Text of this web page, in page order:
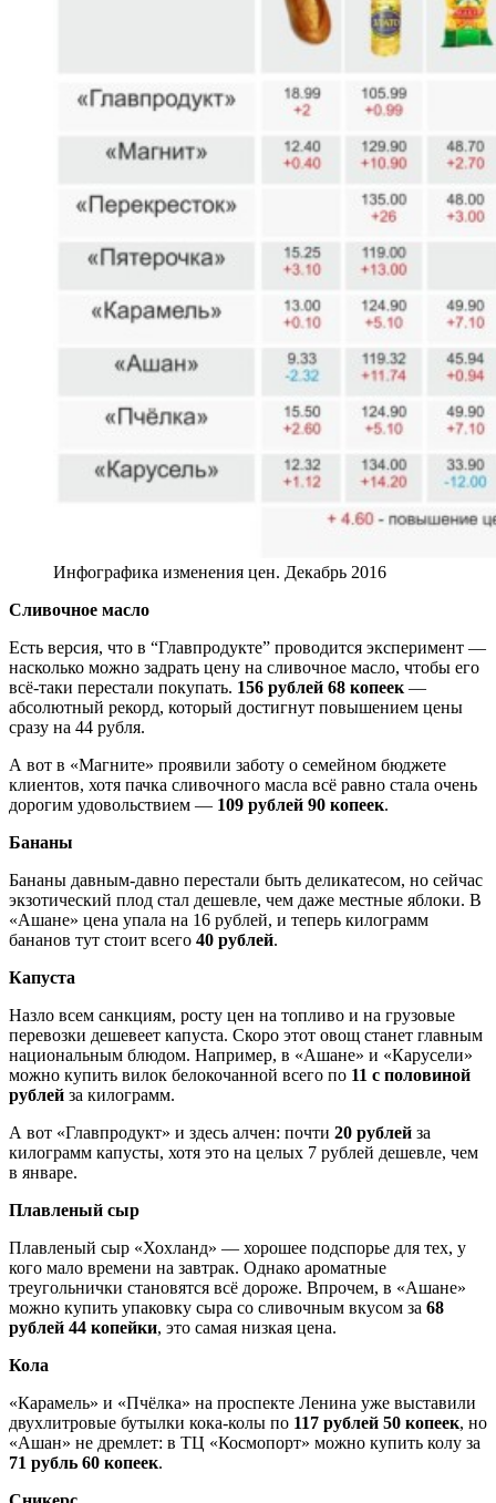
Инфографика изменения цен. Декабрь 2016
Сливочное масло
Есть версия, что в “Главпродукте” проводится эксперимент —
насколько можно задрать цену на сливочное масло, чтобы его
всё-таки перестали покупать. 156 рублей 68 копеек—
абсолютный рекорд, который достигнут повышением цены
сразу на 44 рубля.
А вот в «Магните» проявили заботу о семейном бюджете
клиентов, хотя пачка сливочного масла всё равно стала очень
дорогим удовольствием — 109 рублей 90 копеек.
Бананы
Бананы давным-давно перестали быть деликатесом, но сейчас
экзотический плод стал дешевле, чем даже местные яблоки. В
«Ашане» цена упала на 16 рублей, и теперь килограмм
бананов тут стоит всего 40 рублей.
Капуста
Назло всем санкциям, росту цен на топливо и на грузовые
перевозки дешевеет капуста. Скоро этот овощ станет главным
национальным блюдом. Например, в «Ашане» и «Карусели»
можно купить вилок белокочанной всего по 11 с половиной
рублей за килограмм.
А вот «Главпродукт» и здесь алчен: почти 20 рублей за
килограмм капусты, хотя это на целых 7 рублей дешевле, чем
в январе.
Плавленый сыр
Плавленый сыр «Хохланд» — хорошее подспорье для тех, у
кого мало времени на завтрак. Однако ароматные
треугольнички становятся всё дороже. Впрочем, в «Ашане»
можно купить упаковку сыра со сливочным вкусом за 68
рублей 44 копейки, это самая низкая цена.
Кола
«Карамель» и «Пчёлка» на проспекте Ленина уже выставили
двухлитровые бутылки кока-колы по 117 рублей 50 копеек, но
«Ашан» не дремлет: в ТЦ «Космопорт» можно купить колу за
71 рубль 60 копеек.